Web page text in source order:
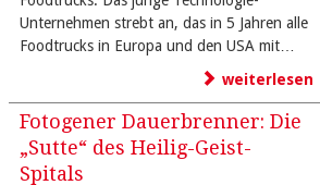
Unternehmen strebt an, das in 5 Jahren alle
Foodtrucks in Europa und den USA mit…
weiterlesen
Fotogener Dauerbrenner: Die
„Sutte“ des Heilig-Geist-
Spitals